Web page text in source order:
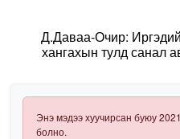
Д.Даваа-Очир:
хангахын тулд санал
Энэ мэдээ хуучирсан буюу
болно.